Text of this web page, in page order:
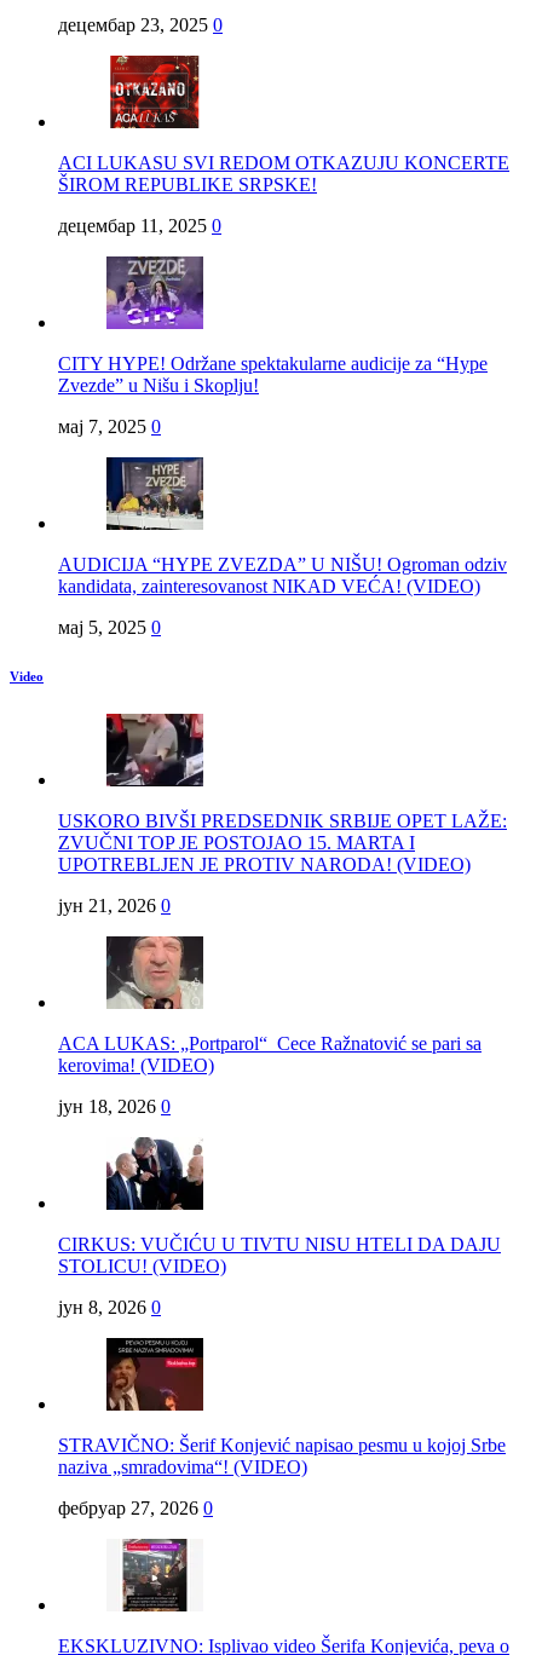
децембар 23, 2025 0
ACI LUKASU SVI REDOM OTKAZUJU KONCERTE
ŠIROM REPUBLIKE SRPSKE!
децембар 11, 2025 0
CITY HYPE! Održane spektakularne audicije za “Hype
Zvezde” u Nišu i Skoplju!
мај 7, 2025 0
AUDICIJA “HYPE ZVEZDA” U NIŠU! Ogroman odziv
kandidata, zainteresovanost NIKAD VEĆA! (VIDEO)
мај 5, 2025 0
Video
USKORO BIVŠI PREDSEDNIK SRBIJE OPET LAŽE:
ZVUČNI TOP JE POSTOJAO 15. MARTA I
UPOTREBLJEN JE PROTIV NARODA! (VIDEO)
јун 21, 2026 0
ACA LUKAS: „Portparol“ Cece Ražnatović se pari sa
kerovima! (VIDEO)
јун 18, 2026 0
CIRKUS: VUČIĆU U TIVTU NISU HTELI DA DAJU
STOLICU! (VIDEO)
јун 8, 2026 0
STRAVIČNO: Šerif Konjević napisao pesmu u kojoj Srbe
naziva „smradovima“! (VIDEO)
фебруар 27, 2026 0
EKSKLUZIVNO: Isplivao video Šerifa Konjevića, peva o